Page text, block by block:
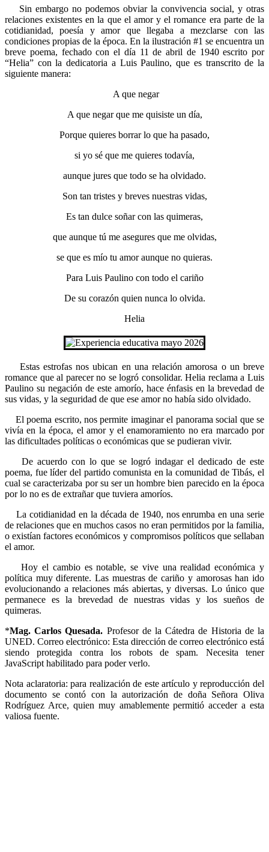
Sin embargo no podemos obviar la convivencia social, y otras
relaciones existentes en la que el amor y el romance era parte de la
cotidianidad, poesía y amor que llegaba a mezclarse con las
condiciones propias de la época. En la ilustración #1 se encuentra un
breve poema, fechado con el día 11 de abril de 1940 escrito por
“Helia” con la dedicatoria a Luis Paulino, que es transcrito de la
siguiente manera:
A que negar
A que negar que me quisiste un día,
Porque quieres borrar lo que ha pasado,
si yo sé que me quieres todavía,
aunque jures que todo se ha olvidado.
Son tan tristes y breves nuestras vidas,
Es tan dulce soñar con las quimeras,
que aunque tú me asegures que me olvidas,
se que es mío tu amor aunque no quieras.
Para Luis Paulino con todo el cariño
De su corazón quien nunca lo olvida.
Helia
Estas estrofas nos ubican en una relación amorosa o un breve
romance que al parecer no se logró consolidar. Helia reclama a Luis
Paulino su negación de este amorío, hace énfasis en la brevedad de
sus vidas, y la seguridad de que ese amor no había sido olvidado.
El poema escrito, nos permite imaginar el panorama social que se
vivía en la época, el amor y el enamoramiento no era marcado por
las dificultades políticas o económicas que se pudieran vivir.
De acuerdo con lo que se logró indagar el dedicado de este
poema, fue líder del partido comunista en la comunidad de Tibás, el
cual se caracterizaba por su ser un hombre bien parecido en la época
por lo no es de extrañar que tuviera amoríos.
La cotidianidad en la década de 1940, nos enrumba en una serie
de relaciones que en muchos casos no eran permitidos por la familia,
o existían factores económicos y compromisos políticos que sellaban
el amor.
Hoy el cambio es notable, se vive una realidad económica y
política muy diferente. Las muestras de cariño y amorosas han ido
evolucionando a relaciones más abiertas, y diversas. Lo único que
permanece es la brevedad de nuestras vidas y los sueños de
quimeras.
*Mag. Carlos Quesada. Profesor de la Cátedra de Historia de la
UNED. Correo electrónico: Esta dirección de correo electrónico está
siendo protegida contra los robots de spam. Necesita tener
JavaScript habilitado para poder verlo.
Nota aclaratoria: para realización de este artículo y reproducción del
documento se contó con la autorización de doña Señora Oliva
Rodríguez Arce, quien muy amablemente permitió acceder a esta
valiosa fuente.